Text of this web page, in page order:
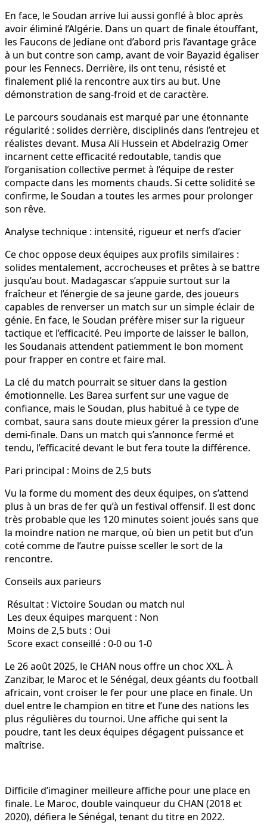
En face, le Soudan arrive lui aussi gonflé à bloc après
avoir éliminé l’Algérie. Dans un quart de finale étouffant,
les Faucons de Jediane ont d’abord pris l’avantage grâce
à un but contre son camp, avant de voir Bayazid égaliser
pour les Fennecs. Derrière, ils ont tenu, résisté et
finalement plié la rencontre aux tirs au but. Une
démonstration de sang-froid et de caractère.
Le parcours soudanais est marqué par une étonnante
régularité : solides derrière, disciplinés dans l’entrejeu et
réalistes devant. Musa Ali Hussein et Abdelrazig Omer
incarnent cette efficacité redoutable, tandis que
l’organisation collective permet à l’équipe de rester
compacte dans les moments chauds. Si cette solidité se
confirme, le Soudan a toutes les armes pour prolonger
son rêve.
Analyse technique : intensité, rigueur et nerfs d’acier
Ce choc oppose deux équipes aux profils similaires :
solides mentalement, accrocheuses et prêtes à se battre
jusqu’au bout. Madagascar s’appuie surtout sur la
fraîcheur et l’énergie de sa jeune garde, des joueurs
capables de renverser un match sur un simple éclair de
génie. En face, le Soudan préfère miser sur la rigueur
tactique et l’efficacité. Peu importe de laisser le ballon,
les Soudanais attendent patiemment le bon moment
pour frapper en contre et faire mal.
La clé du match pourrait se situer dans la gestion
émotionnelle. Les Barea surfent sur une vague de
confiance, mais le Soudan, plus habitué à ce type de
combat, saura sans doute mieux gérer la pression d’une
demi-finale. Dans un match qui s’annonce fermé et
tendu, l’efficacité devant le but fera toute la différence.
Pari principal : Moins de 2,5 buts
Vu la forme du moment des deux équipes, on s’attend
plus à un bras de fer qu’à un festival offensif. Il est donc
très probable que les 120 minutes soient joués sans que
la moindre nation ne marque, où bien un petit but d’un
coté comme de l’autre puisse sceller le sort de la
rencontre.
Conseils aux parieurs
Résultat : Victoire Soudan ou match nul
Les deux équipes marquent : Non
Moins de 2,5 buts : Oui
Score exact conseillé : 0-0 ou 1-0
Le 26 août 2025, le CHAN nous offre un choc XXL. À
Zanzibar, le Maroc et le Sénégal, deux géants du football
africain, vont croiser le fer pour une place en finale. Un
duel entre le champion en titre et l’une des nations les
plus régulières du tournoi. Une affiche qui sent la
poudre, tant les deux équipes dégagent puissance et
maîtrise.
Difficile d’imaginer meilleure affiche pour une place en
finale. Le Maroc, double vainqueur du CHAN (2018 et
2020), défiera le Sénégal, tenant du titre en 2022.